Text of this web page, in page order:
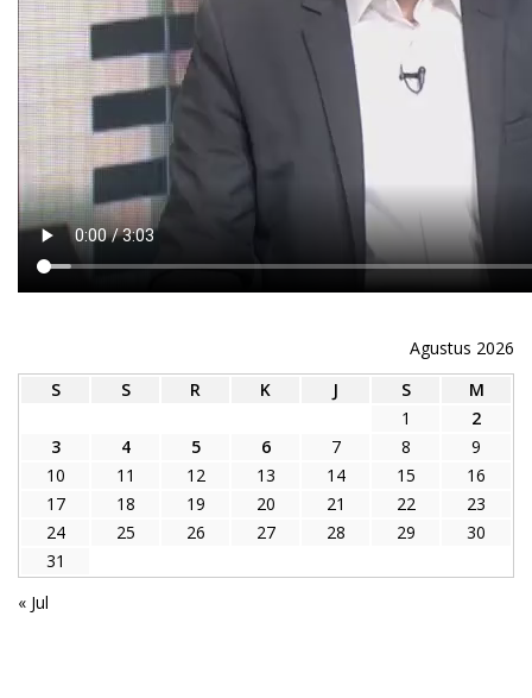
Agustus 2026
S
S R K J S
M
1
2
3
4 5 6 7 8
9
10
11 12 13 14 15
16
17
18 19 20 21 22
23
24
25 26 27 28 29
30
31
« Jul